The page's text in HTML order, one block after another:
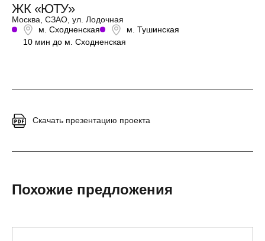
ЖК «ЮТУ»
Москва, СЗАО, ул. Лодочная
м. Сходненская
м. Тушинская
10 мин до м. Сходненская
Скачать презентацию проекта
Похожие предложения